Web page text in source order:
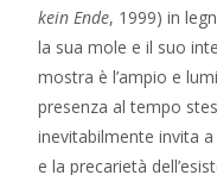
kein Ende, 1999) in
la sua mole e il suo
mostra è l’ampio e
presenza al tempo
inevitabilmente invita
e la precarietà